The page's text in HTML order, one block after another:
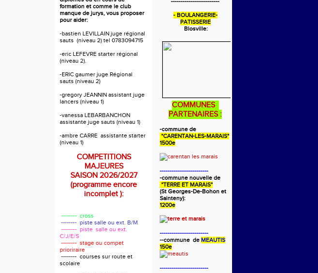
formation et comme le club
manque de jurys, vous proposer
pour aider:
-bastien LEVILLAIN juge régional
sauts (niveau 2) tel 0783094715
-eric LEFEVRE starter régional
(niveau 2).
-ERIC gaumer juge Régional
sauts (niveau 2)
-gregory JEANNIN assistant juge
lancers (niveau 1)
-vanessa LEBARBANCHON
assistante juge sauts (niveau 1)
-ambre CARRE assistante starter
(niveau 1)
COMPETITIONS
MAJEURES
SAISON 2026/2027
(programme encore
incomplet ):
-------- cross
-------- piste salle ou ext. B/M
-------- piste salle ou ext.
C/J/E/S
-------- stage ou compet
prioriraire
-------- courses sur route et
scolaire
-------------------------
- BOULANGERIE-
PATISSERIE
Blosville:
COMMUNES
PARTENAIRES :
-commune de
"CARENTAN-LES-MARAIS"
1500e
-------------------------
-commune nouvelle de
"TERRE ET MARAIS"
(St Georges-De-Bohon et
Sainteny):
1200e
-------------------------
--commune de MEAUTIS
150e
-------------------------